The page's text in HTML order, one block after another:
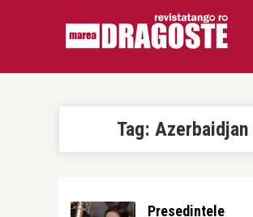
Tag: Azerbaidjan
Presedintele